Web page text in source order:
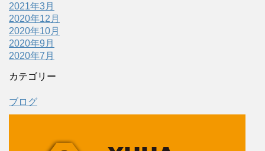
2021年3月
2020年12月
2020年10月
2020年9月
2020年7月
カテゴリー
ブログ